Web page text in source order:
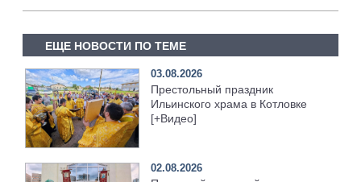
ЕЩЕ НОВОСТИ ПО ТЕМЕ
03.08.2026
Престольный праздник
Ильинского храма в Котловке
[+Видео]
02.08.2026